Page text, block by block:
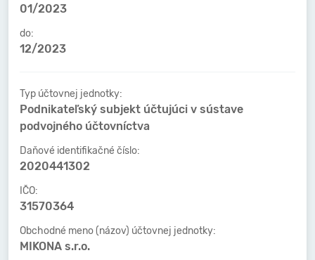
01/2023
do:
12/2023
Typ účtovnej jednotky:
Podnikateľský subjekt účtujúci v sústave
podvojného účtovníctva
Daňové identifikačné číslo:
2020441302
IČO:
31570364
Obchodné meno (názov) účtovnej jednotky:
MIKONA s.r.o.